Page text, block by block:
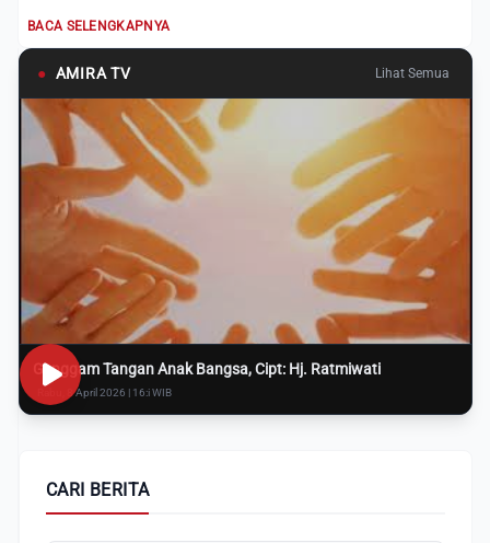
BACA SELENGKAPNYA
● AMIRA TV Lihat Semua
Genggam Tangan Anak Bangsa, Cipt: Hj. Ratmiwati
Rabu, 8 April 2026 | 16:i WIB
CARI BERITA